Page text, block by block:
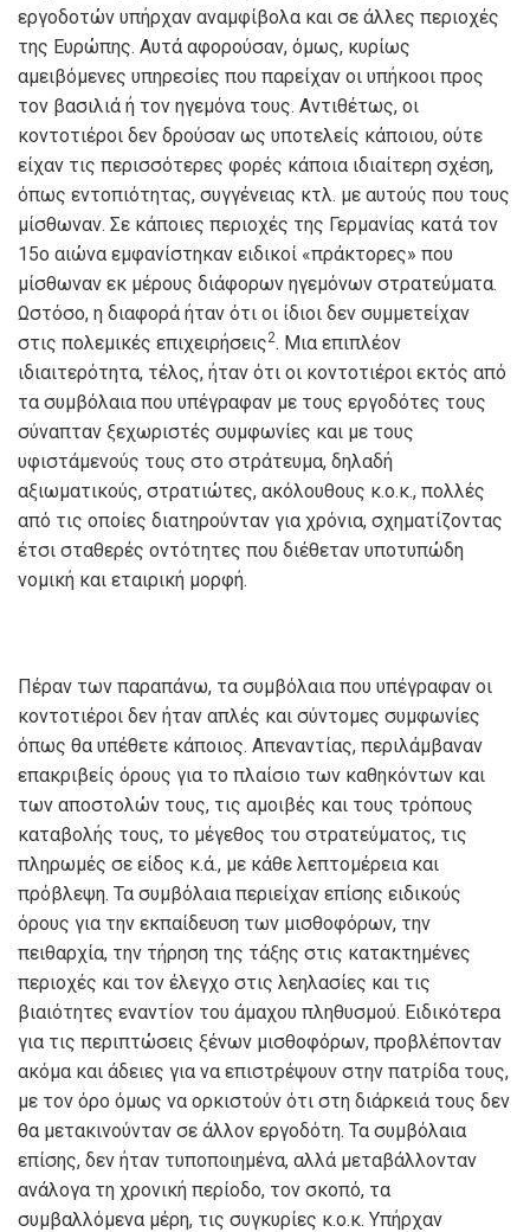
εργοδοτών υπήρχαν αναμφίβολα και σε άλλες περιοχές
της Ευρώπης. Αυτά αφορούσαν, όμως, κυρίως
αμειβόμενες υπηρεσίες που παρείχαν οι υπήκοοι προς
τον βασιλιά ή τον ηγεμόνα τους. Αντιθέτως, οι
κοντοτιέροι δεν δρούσαν ως υποτελείς κάποιου, ούτε
είχαν τις περισσότερες φορές κάποια ιδιαίτερη σχέση,
όπως εντοπιότητας, συγγένειας κτλ. με αυτούς που τους
μίσθωναν. Σε κάποιες περιοχές της Γερμανίας κατά τον
15ο αιώνα εμφανίστηκαν ειδικοί «πράκτορες» που
μίσθωναν εκ μέρους διάφορων ηγεμόνων στρατεύματα.
Ωστόσο, η διαφορά ήταν ότι οι ίδιοι δεν συμμετείχαν
στις πολεμικές επιχειρήσεις2. Μια επιπλέον
ιδιαιτερότητα, τέλος, ήταν ότι οι κοντοτιέροι εκτός από
τα συμβόλαια που υπέγραφαν με τους εργοδότες τους
σύναπταν ξεχωριστές συμφωνίες και με τους
υφιστάμενούς τους στο στράτευμα, δηλαδή
αξιωματικούς, στρατιώτες, ακόλουθους κ.ο.κ., πολλές
από τις οποίες διατηρούνταν για χρόνια, σχηματίζοντας
έτσι σταθερές οντότητες που διέθεταν υποτυπώδη
νομική και εταιρική μορφή.
Πέραν των παραπάνω, τα συμβόλαια που υπέγραφαν οι
κοντοτιέροι δεν ήταν απλές και σύντομες συμφωνίες
όπως θα υπέθετε κάποιος. Απεναντίας, περιλάμβαναν
επακριβείς όρους για το πλαίσιο των καθηκόντων και
των αποστολών τους, τις αμοιβές και τους τρόπους
καταβολής τους, το μέγεθος του στρατεύματος, τις
πληρωμές σε είδος κ.ά., με κάθε λεπτομέρεια και
πρόβλεψη. Τα συμβόλαια περιείχαν επίσης ειδικούς
όρους για την εκπαίδευση των μισθοφόρων, την
πειθαρχία, την τήρηση της τάξης στις κατακτημένες
περιοχές και τον έλεγχο στις λεηλασίες και τις
βιαιότητες εναντίον του άμαχου πληθυσμού. Ειδικότερα
για τις περιπτώσεις ξένων μισθοφόρων, προβλέπονταν
ακόμα και άδειες για να επιστρέψουν στην πατρίδα τους,
με τον όρο όμως να ορκιστούν ότι στη διάρκειά τους δεν
θα μετακινούνταν σε άλλον εργοδότη. Τα συμβόλαια
επίσης, δεν ήταν τυποποιημένα, αλλά μεταβάλλονταν
ανάλογα τη χρονική περίοδο, τον σκοπό, τα
συμβαλλόμενα μέρη, τις συγκυρίες κ.ο.κ. Υπήρχαν